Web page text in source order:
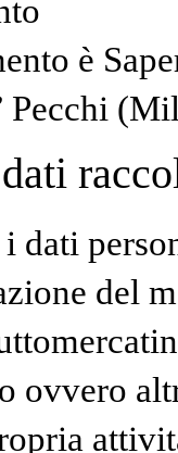
è
Pecchi
dati
del
ovvero